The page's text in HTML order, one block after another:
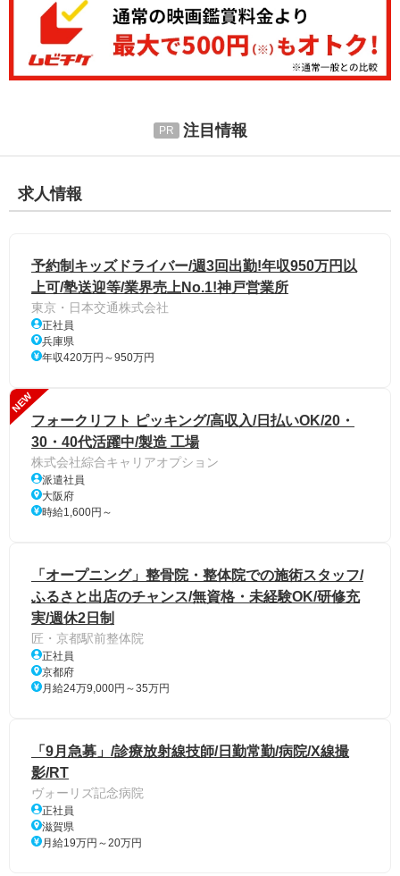
注目情報
求人情報
予約制キッズドライバー/週3回出勤!年収950万円以
上可/塾送迎等/業界売上No.1!神戸営業所
東京・日本交通株式会社
正社員
兵庫県
年収420万円～950万円
NEW
フォークリフト ピッキング/高収入/日払いOK/20・
30・40代活躍中/製造 工場
株式会社綜合キャリアオプション
派遣社員
大阪府
時給1,600円～
「オープニング」整骨院・整体院での施術スタッフ/
ふるさと出店のチャンス/無資格・未経験OK/研修充
実/週休2日制
匠・京都駅前整体院
正社員
京都府
月給24万9,000円～35万円
「9月急募」/診療放射線技師/日勤常勤/病院/X線撮
影/RT
ヴォーリズ記念病院
正社員
滋賀県
月給19万円～20万円